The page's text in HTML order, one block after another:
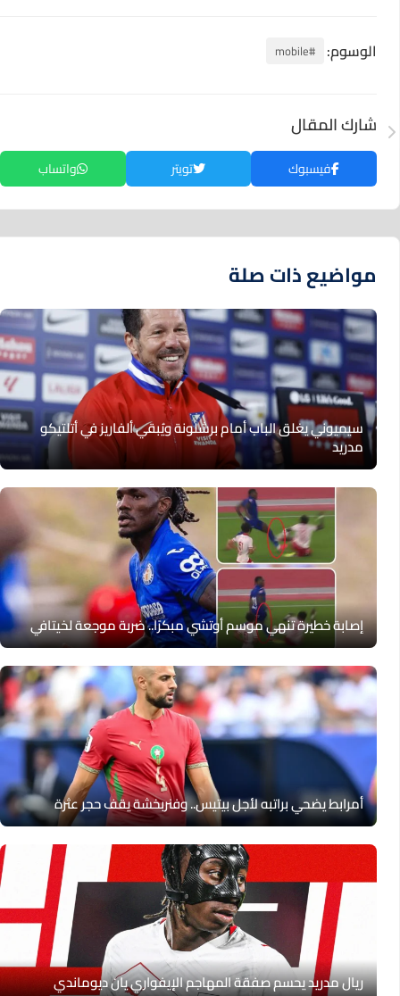
الوسوم: #mobile
شارك المقال
فيسبوك تويتر واتساب
مواضيع ذات صلة
سيميوني يغلق الباب أمام برشلونة ويُبقي ألفاريز في أتلتيكو
مدريد
إصابة خطيرة تنهي موسم أوتشي مبكرًا.. ضربة موجعة لخيتافي
أمرابط يضحي براتبه لأجل بيتيس.. وفنربخشة يقف حجر عثرة
ريال مدريد يحسم صفقة المهاجم الإيفواري يان ديوماندي